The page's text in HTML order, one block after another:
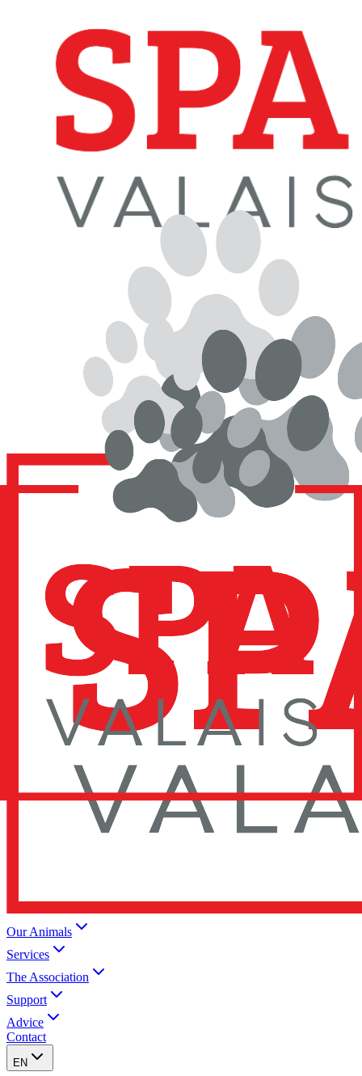
Our Animals
Services
The Association
Support
Advice
Contact
EN